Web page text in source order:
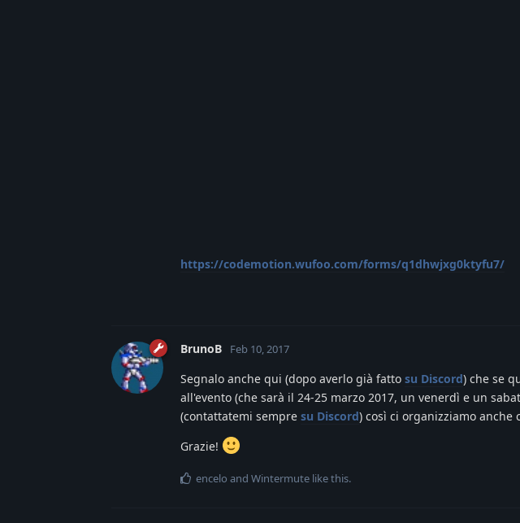
https://codemotion.wufoo.com/forms/q1dhwjxg0ktyfu7/
BrunoB Feb 10, 2017
Segnalo anche qui (dopo averlo già fatto su Discord) che se
all'evento (che sarà il 24-25 marzo 2017, un venerdì e un
(contattatemi sempre su Discord) così ci organizziamo anche
Grazie!
encelo and Wintermute like this.